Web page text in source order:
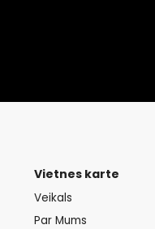
Vietnes karte
Veikals
Par Mums